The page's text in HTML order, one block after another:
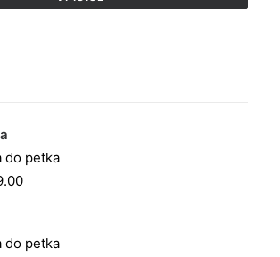
do petka
do petka